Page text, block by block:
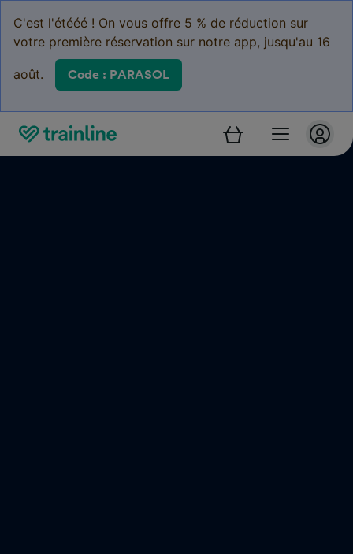
C'est l'étééé ! On vous offre 5 % de réduction sur
votre première réservation sur notre app, jusqu'au 16
août. Code : PARASOL